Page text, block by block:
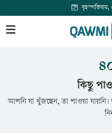
কিছু
আপনি যা খুঁজছেন, তা পাওয়া যায়নি।